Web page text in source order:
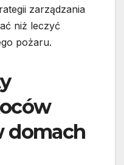
zarządzania
niż leczyć
pożaru.
domach